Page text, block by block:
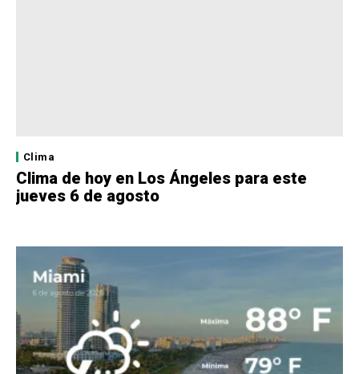
Clima
Clima de hoy en Los Ángeles para este
jueves 6 de agosto